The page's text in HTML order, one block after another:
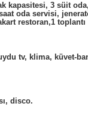
kapasitesi, 3 süit
oda servisi,
restoran,1 toplantı
tv, klima, küvet-
disco.